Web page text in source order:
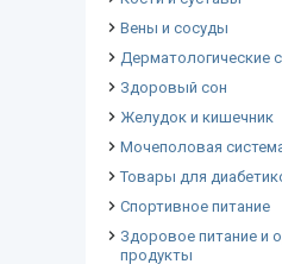
Вены и сосуды
Дерматологические
Здоровый сон
Желудок и кишечник
Мочеполовая
Товары для
Спортивное питание
Здоровое питание и
продукты